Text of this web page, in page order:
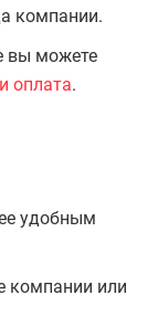
компании.
вы можете
оплата.
удобным
компании или